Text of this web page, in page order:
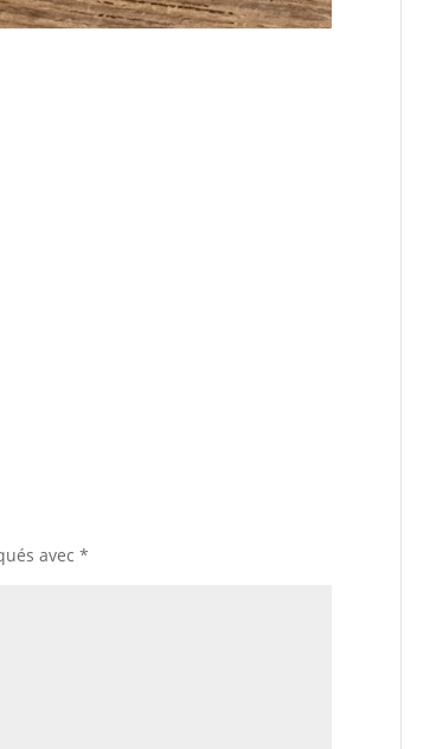
avec*